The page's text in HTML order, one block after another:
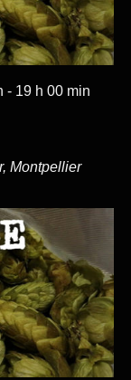
- 19 h 00 min
Montpellier